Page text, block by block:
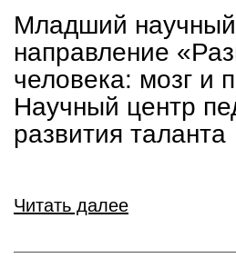
Младший научный
направление
человека: мозг и
Научный центр
развития таланта
Читать далее